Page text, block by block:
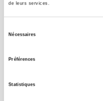
de leurs services.
Nécessaires
Préférences
Statistiques
Maison d'édition dédiée aux
à la transmission des savoirs